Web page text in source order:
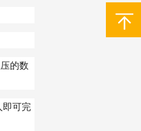
的数
可完